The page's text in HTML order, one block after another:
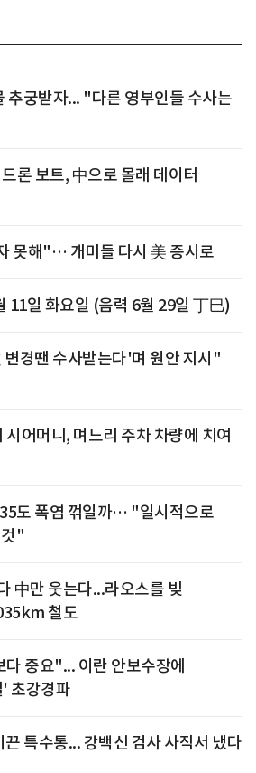
추궁받자... "다른 영부인들 수사는
론 보트, 中으로 몰래 데이터
못해"… 개미들 다시 美 증시로
11일 화요일 (음력 6월 29일 丁巳)
경땐 수사받는다'며 원안 지시"
시어머니, 며느리 주차 차량에 치여
도 폭염 꺾일까… "일시적으로
"
中만 웃는다...라오스를 빚
철도
중요"... 이란 안보수장에
초강경파
특수통... 강백신 검사 사직서 냈다